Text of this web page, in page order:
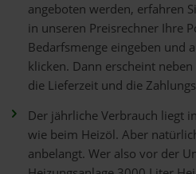
angeboten werden, erfahren
in unseren Preisrechner Ihre
Bedarfsmenge eingeben und
klicken. Dann erscheint
die Lieferzeit und die
Der jährliche Verbrauch liegt
wie beim Heizöl. Aber
anbelangt. Wer also vor der